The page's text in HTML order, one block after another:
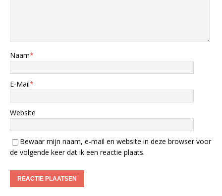
Naam*
E-Mail*
Website
Bewaar mijn naam, e-mail en website in deze browser voor
de volgende keer dat ik een reactie plaats.